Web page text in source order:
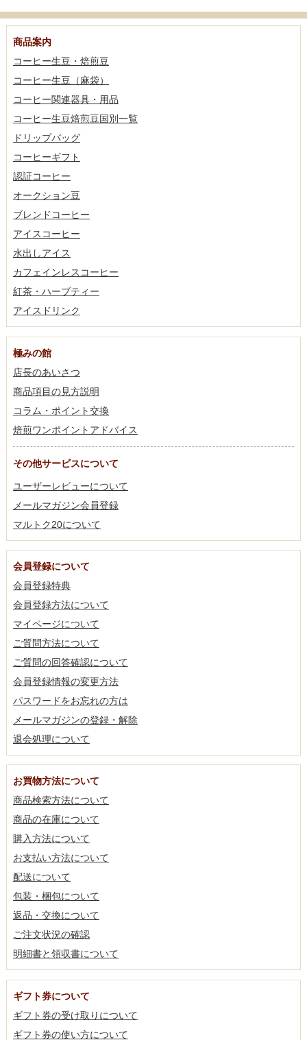
商品案内
コーヒー生豆・焙煎豆
コーヒー生豆（麻袋）
コーヒー関連器具・用品
コーヒー生豆焙煎豆国別一覧
ドリップバッグ
コーヒーギフト
認証コーヒー
オークション豆
ブレンドコーヒー
アイスコーヒー
水出しアイス
カフェインレスコーヒー
紅茶・ハーブティー
アイスドリンク
極みの館
店長のあいさつ
商品項目の見方説明
コラム・ポイント交換
焙煎ワンポイントアドバイス
その他サービスについて
ユーザーレビューについて
メールマガジン会員登録
マルトク20について
会員登録について
会員登録特典
会員登録方法について
マイページについて
ご質問方法について
ご質問の回答確認について
会員登録情報の変更方法
パスワードをお忘れの方は
メールマガジンの登録・解除
退会処理について
お買物方法について
商品検索方法について
商品の在庫について
購入方法について
お支払い方法について
配送について
包装・梱包について
返品・交換について
ご注文状況の確認
明細書と領収書について
ギフト券について
ギフト券の受け取りについて
ギフト券の使い方について